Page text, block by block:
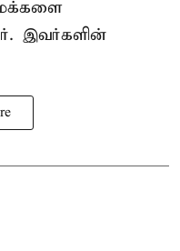
மக்களை
இவர்களின்